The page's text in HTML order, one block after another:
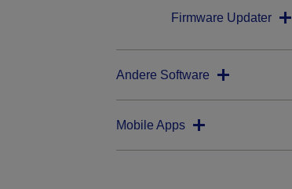
Firmware Updater
Andere Software
Mobile Apps